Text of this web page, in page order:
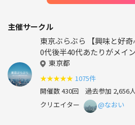
主催サークル
東京ぶらぶら 【興味と好
0代後半40代あたりがメイン
東京都
★★★★★ 1075件
開催数 430回 過去参加 2,656人
クリエイター
@なおい